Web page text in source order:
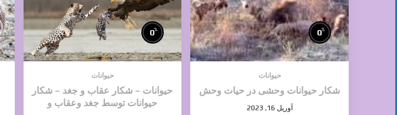
0%
حیوانات
شکار حیوانات وحشی در حیات وحش
آوریل 16, 2023
0%
حیوانات
حیوانات – شکار عقاب و جغد – شکار
حیوانات توسط جغد وعقاب و